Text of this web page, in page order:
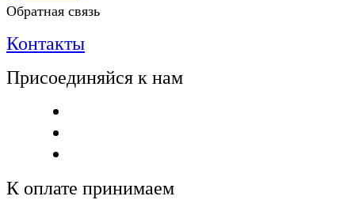
Обратная связь
Контакты
Присоединяйся к нам
К оплате принимаем